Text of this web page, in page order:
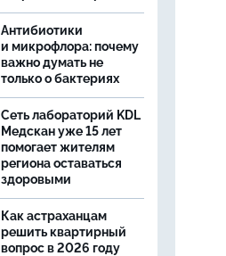
Антибиотики
и микрофлора: почему
важно думать не
только о бактериях
Сеть лабораторий KDL
Медскан уже 15 лет
помогает жителям
региона оставаться
здоровыми
Как астраханцам
решить квартирный
вопрос в 2026 году